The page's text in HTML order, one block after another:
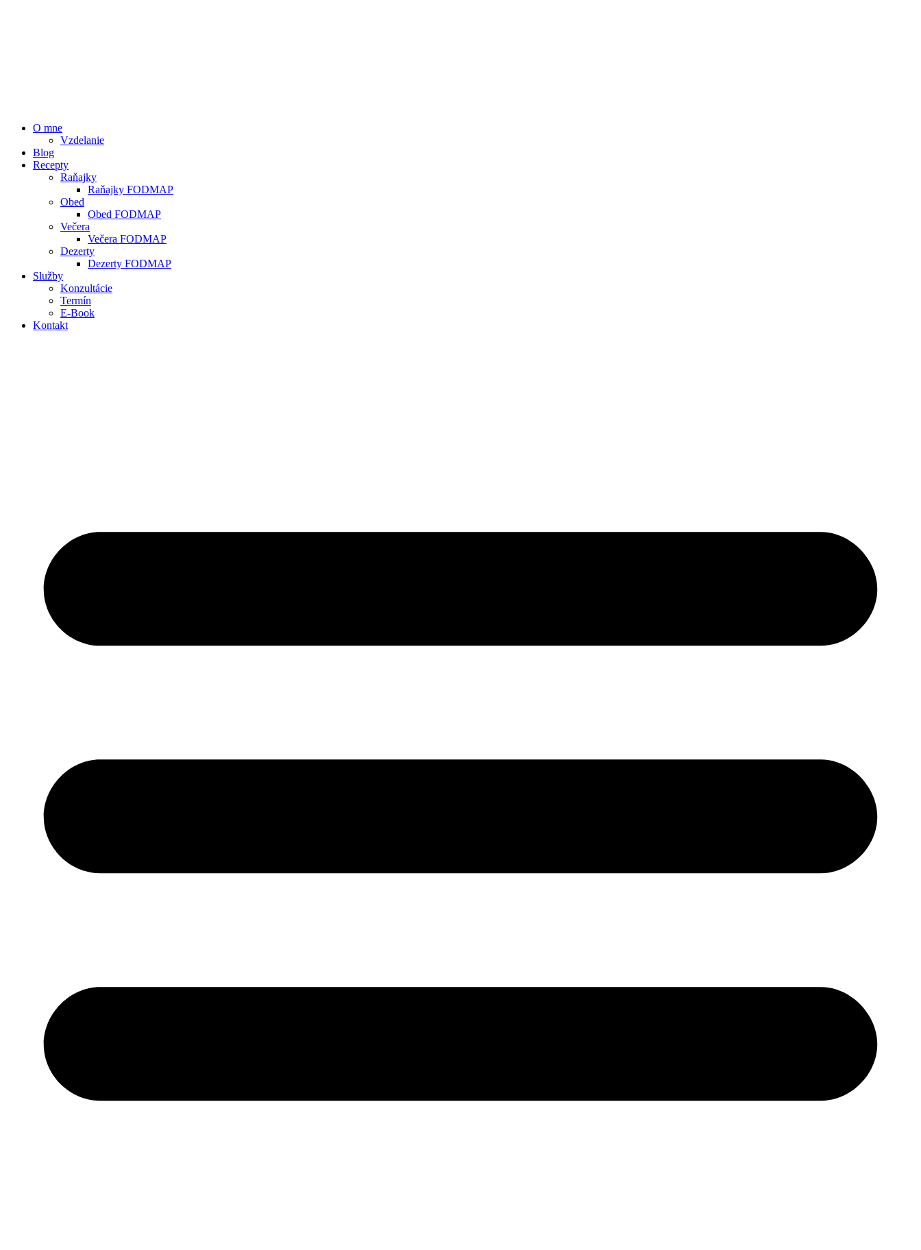
O mne
Vzdelanie
Blog
Recepty
Raňajky
Raňajky FODMAP
Obed
Obed FODMAP
Večera
Večera FODMAP
Dezerty
Dezerty FODMAP
Služby
Konzultácie
Termín
E-Book
Kontakt